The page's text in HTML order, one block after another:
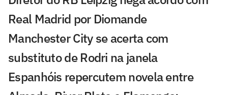
Real Madrid por Diomande
Manchester City se acerta com
substituto de Rodri na janela
Espanhóis repercutem novela entre